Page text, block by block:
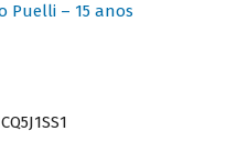
Puelli – 15 anos